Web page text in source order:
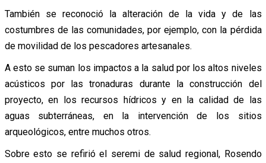
También se reconoció la alteración de la vida y de las
costumbres de las comunidades, por ejemplo, con la pérdida
de movilidad de los pescadores artesanales.
A esto se suman los impactos a la salud por los altos niveles
acústicos por las tronaduras durante la construcción del
proyecto, en los recursos hídricos y en la calidad de las
aguas subterráneas, en la intervención de los sitios
arqueológicos, entre muchos otros.
Sobre esto se refirió el seremi de salud regional, Rosendo